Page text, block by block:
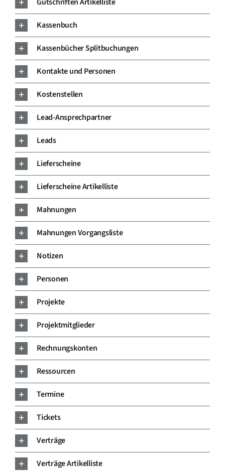
Kassenbuch
Kassenbücher Splitbuchungen
Kontakte und Personen
Kostenstellen
Lead-Ansprechpartner
Leads
Lieferscheine
Lieferscheine Artikelliste
Mahnungen
Mahnungen Vorgangsliste
Notizen
Personen
Projekte
Projektmitglieder
Rechnungskonten
Ressourcen
Termine
Tickets
Verträge
Verträge Artikelliste